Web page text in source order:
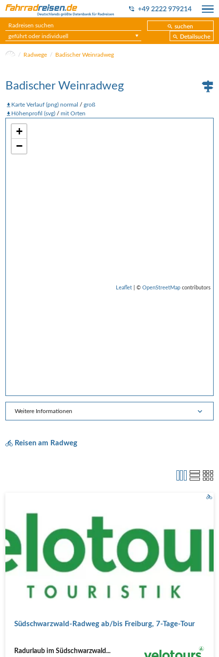
+49 2222 979214
suchen
geführt oder individuell
Detailsuche
Radwege Badischer Weinradweg
+
−
Leaflet| © OpenStreetMapcontributors
Weitere Informationen
Badischer Weinradweg
Karte Verlauf (png) normal /groß
Höhenprofil (svg) /mit Orten
Reisen am Radweg
Südschwarzwald-Radweg ab/bis Freiburg, 7-Tage-Tour
Radurlaub im Südschwarzwald...